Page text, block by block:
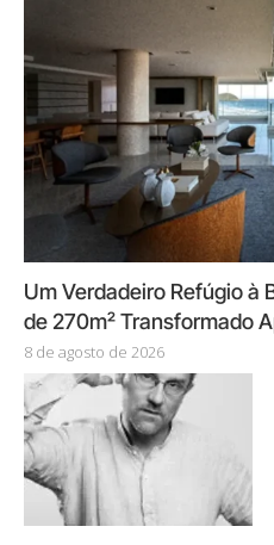
Um Verdadeiro Refúgio
de 270m² Transformado
8 de agosto de 2026